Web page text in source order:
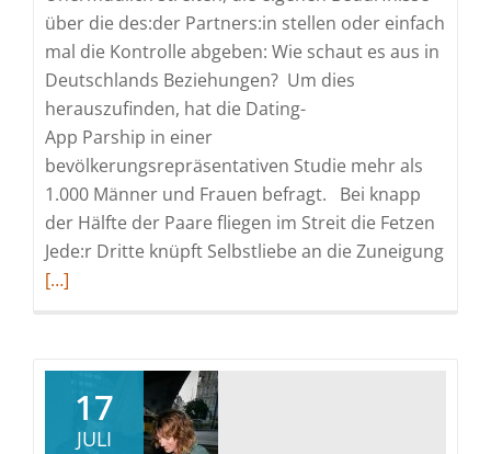
über die des:der Partners:in stellen oder einfach
mal die Kontrolle abgeben: Wie schaut es aus in
Deutschlands Beziehungen? Um dies
herauszufinden, hat die Dating-
App Parship in einer
bevölkerungsrepräsentativen Studie mehr als
1.000 Männer und Frauen befragt. Bei knapp
der Hälfte der Paare fliegen im Streit die Fetzen
Jede:r Dritte knüpft Selbstliebe an die ZuneigungRead
[…]
17
JULI